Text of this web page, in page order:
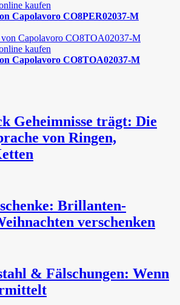
Capolavoro CO8PER02037-M
Capolavoro CO8TOA02037-M
Geheimnisse trägt: Die
von Ringen,
Brillanten-
verschenken
& Fälschungen: Wenn